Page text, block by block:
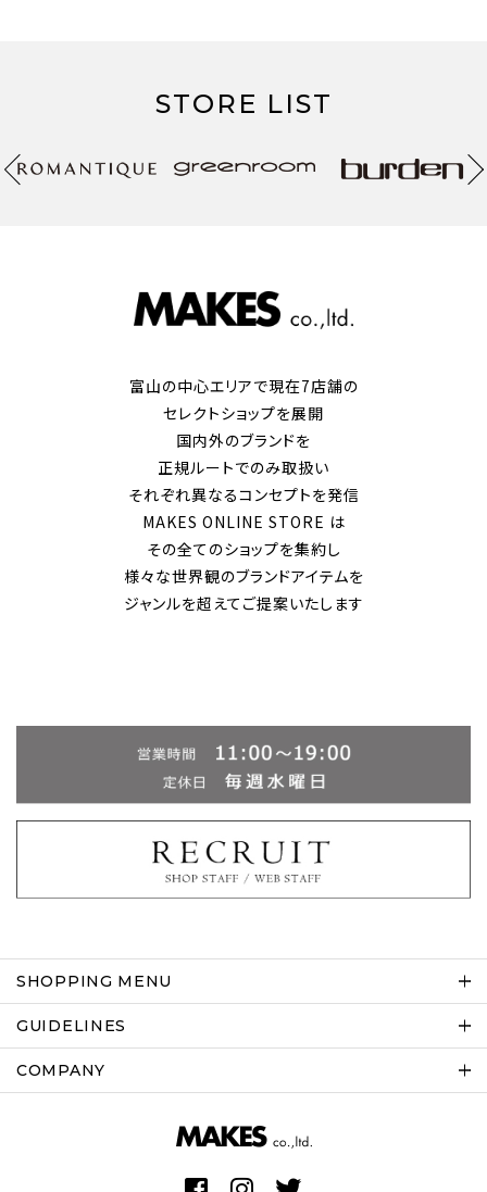
STORE LIST
富山の中心エリアで現在7店舗の
セレクトショップを展開
国内外のブランドを
正規ルートでのみ取扱い
それぞれ異なるコンセプトを発信
MAKES ONLINE STORE は
その全てのショップを集約し
様々な世界観のブランドアイテムを
ジャンルを超えてご提案いたします
SHOPPING MENU
GUIDELINES
COMPANY